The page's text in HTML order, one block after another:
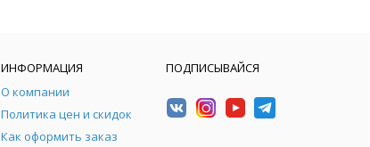
ИНФОРМАЦИЯ
О компании
Политика цен и скидок
Как оформить заказ
ПОДПИСЫВАЙСЯ